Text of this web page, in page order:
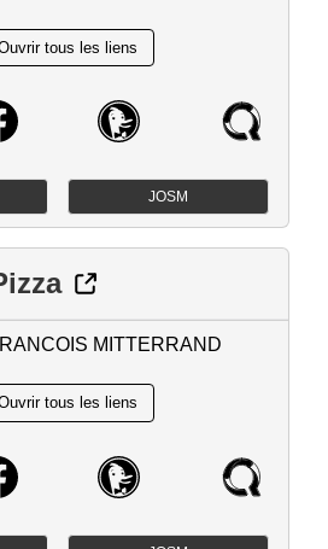
JOSM
MITTERRAND